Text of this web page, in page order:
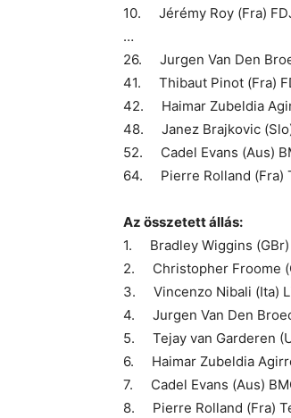
10. Jérémy Roy (Fra)
…
26. Jurgen Van Den
41. Thibaut Pinot (Fra)
42. Haimar Zubeldia
48. Janez Brajkovic
52. Cadel Evans (Aus)
64. Pierre Rolland (Fra)
Az összetett állás:
1. Bradley Wiggins
2. Christopher Froome
3. Vincenzo Nibali (Ita)
4. Jurgen Van Den
5. Tejay van Garderen
6. Haimar Zubeldia
7. Cadel Evans (Aus)
8. Pierre Rolland (Fra)